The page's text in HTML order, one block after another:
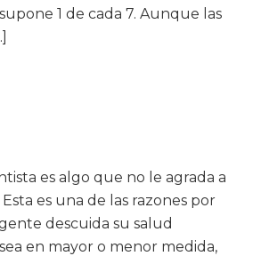
1 de cada 7. Aunque las
es algo que no le agrada a
es una de las razones por
descuida su salud
en mayor o menor medida,